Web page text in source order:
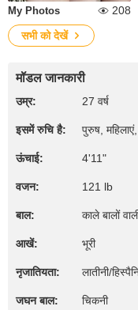
My Photos 208
सभी को देखें
मॉडल जानकारी
उम्र: 27 वर्ष
इसमें रुचि है: पुरुष,
ऊंचाई: 4'11"
वजन: 121 lb
बाल: काले बालों
आखें: भूरी
नृजातियता: लातीनी/
जघन बाल: चिकनी